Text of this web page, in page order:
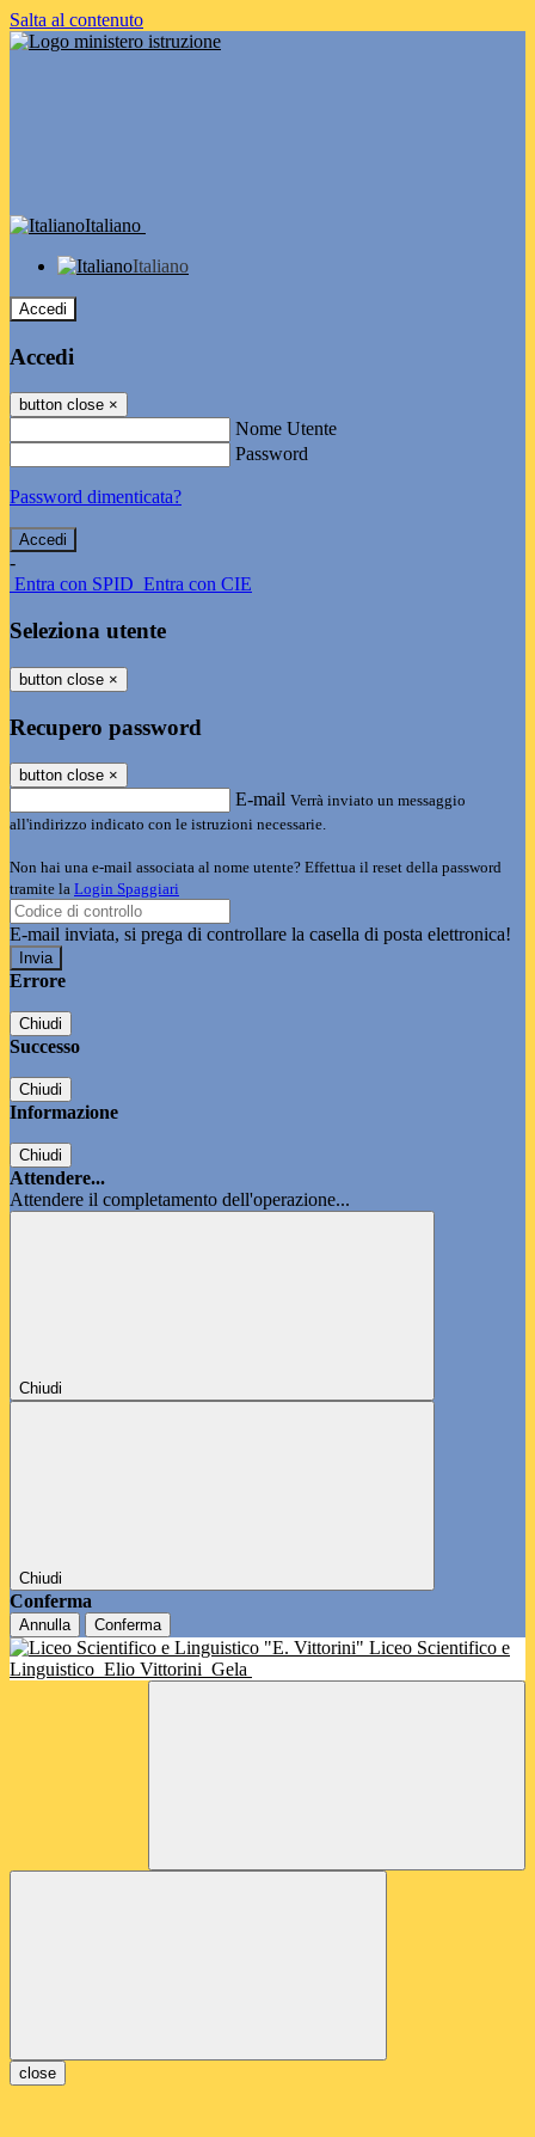
Salta al contenuto
Italiano
Italiano
Accedi
Accedi
button close ×
Nome Utente
Password
Password dimenticata?
-
Entra con SPID Entra con CIE
Seleziona utente
button close ×
Recupero password
button close ×
E-mail Verrà inviato un messaggio
all'indirizzo indicato con le istruzioni necessarie.
Non hai una e-mail associata al nome utente? Effettua il reset della password
tramite la Login Spaggiari
E-mail inviata, si prega di controllare la casella di posta elettronica!
Errore
Chiudi
Successo
Chiudi
Informazione
Chiudi
Attendere...
Attendere il completamento dell'operazione...
Chiudi
Chiudi
Conferma
Annulla Conferma
Liceo Scientifico e
Linguistico Elio Vittorini Gela
close